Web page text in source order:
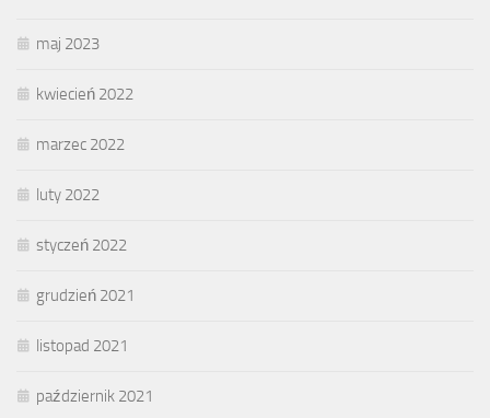
maj 2023
kwiecień 2022
marzec 2022
luty 2022
styczeń 2022
grudzień 2021
listopad 2021
październik 2021